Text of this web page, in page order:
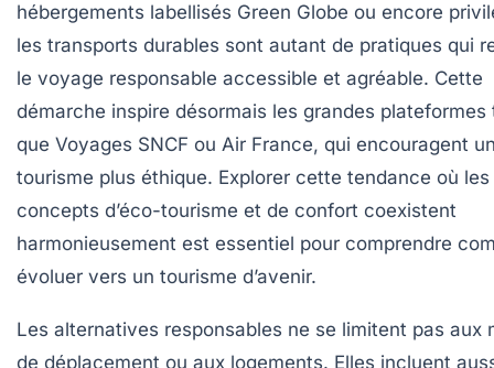
hébergements labellisés Green Globe ou encore
les transports durables sont autant de pratiques qui
le voyage responsable accessible et agréable. Cette
démarche inspire désormais les grandes plateformes
que Voyages SNCF ou Air France, qui encouragent
tourisme plus éthique. Explorer cette tendance où les
concepts d’éco-tourisme et de confort coexistent
harmonieusement est essentiel pour comprendre
évoluer vers un tourisme d’avenir.
Les alternatives responsables ne se limitent pas aux
de déplacement ou aux logements. Elles incluent